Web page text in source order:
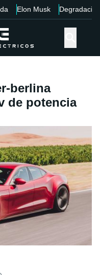
Elon Musk Degradación
berlina
de potencia